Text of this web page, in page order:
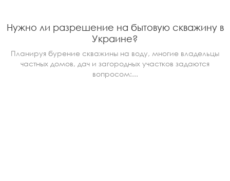
Нужно ли разрешение на бытовую скважину в
Украине?
Планируя бурение скважины на воду, многие владельцы
частных домов, дач и загородных участков задаются
вопросом:...